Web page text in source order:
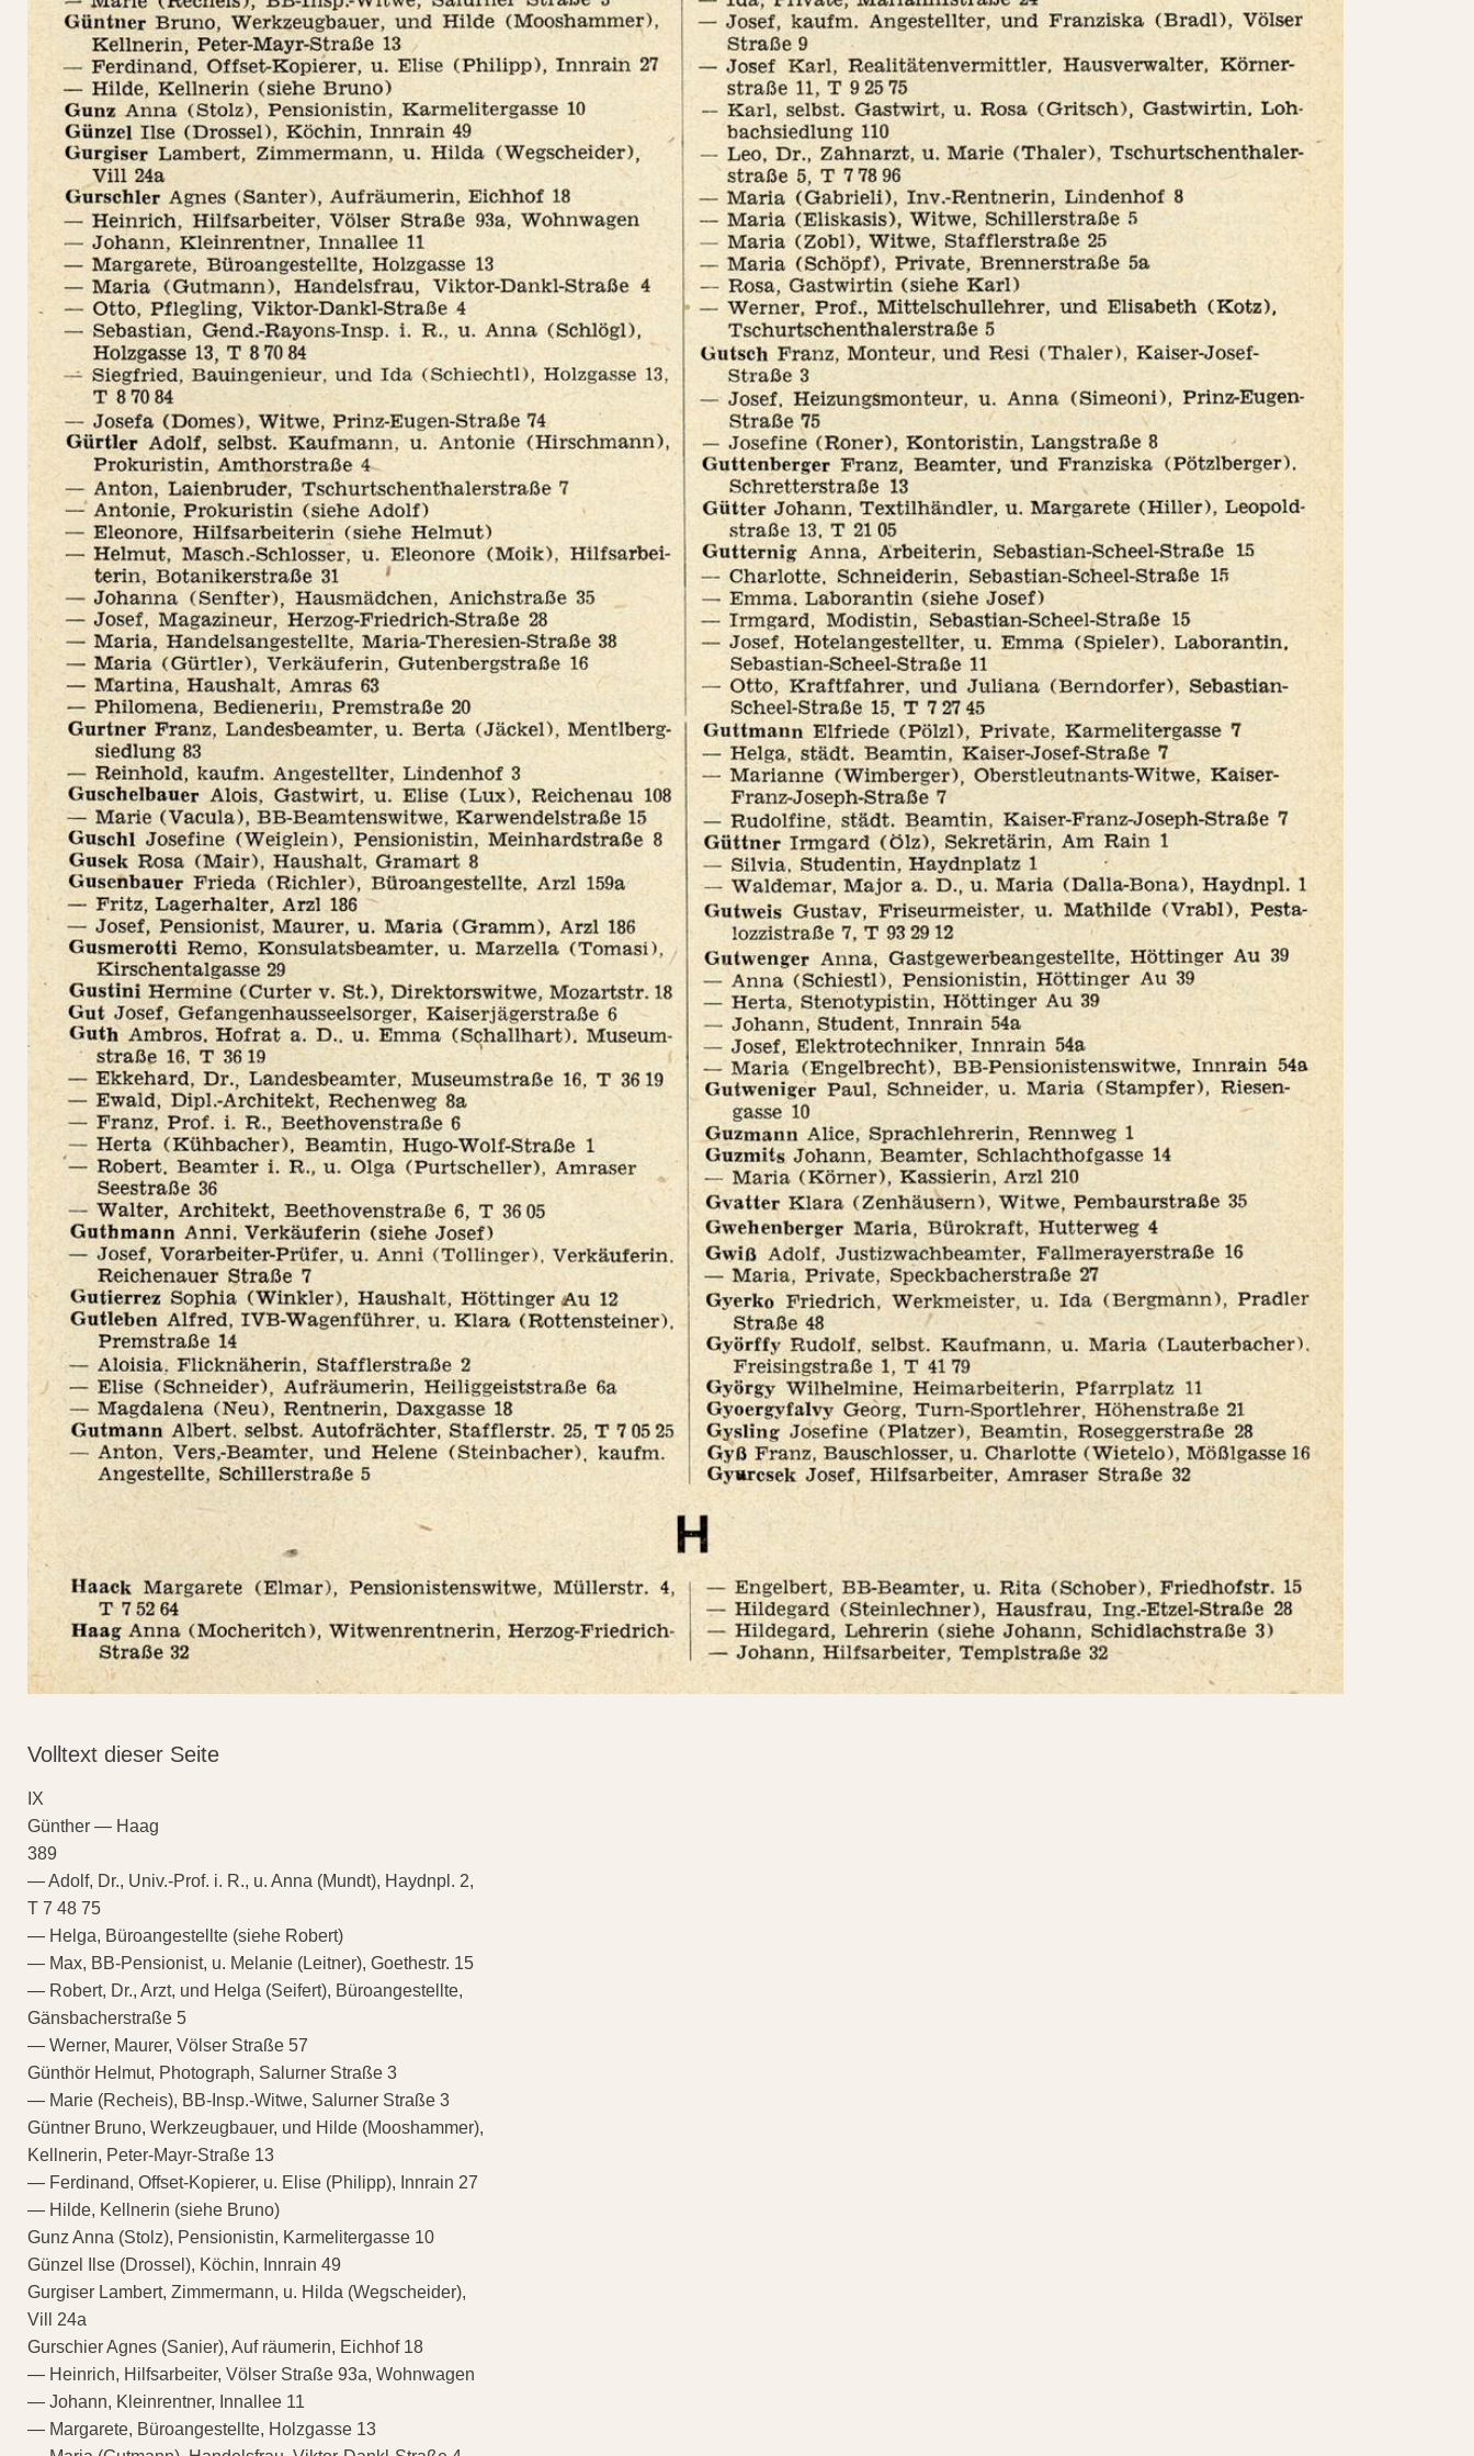
Volltext dieser Seite
IX
Günther — Haag
389
— Adolf, Dr., Univ.-Prof. i. R., u. Anna (Mundt), Haydnpl. 2,
T 7 48 75
— Helga, Büroangestellte (siehe Robert)
— Max, BB-Pensionist, u. Melanie (Leitner), Goethestr. 15
— Robert, Dr., Arzt, und Helga (Seifert), Büroangestellte,
Gänsbacherstraße 5
— Werner, Maurer, Völser Straße 57
Günthör Helmut, Photograph, Salurner Straße 3
— Marie (Recheis), BB-Insp.-Witwe, Salurner Straße 3
Güntner Bruno, Werkzeugbauer, und Hilde (Mooshammer),
Kellnerin, Peter-Mayr-Straße 13
— Ferdinand, Offset-Kopierer, u. Elise (Philipp), Innrain 27
— Hilde, Kellnerin (siehe Bruno)
Gunz Anna (Stolz), Pensionistin, Karmelitergasse 10
Günzel Ilse (Drossel), Köchin, Innrain 49
Gurgiser Lambert, Zimmermann, u. Hilda (Wegscheider),
Vill 24a
Gurschier Agnes (Sanier), Auf räumerin, Eichhof 18
— Heinrich, Hilfsarbeiter, Völser Straße 93a, Wohnwagen
— Johann, Kleinrentner, Innallee 11
— Margarete, Büroangestellte, Holzgasse 13